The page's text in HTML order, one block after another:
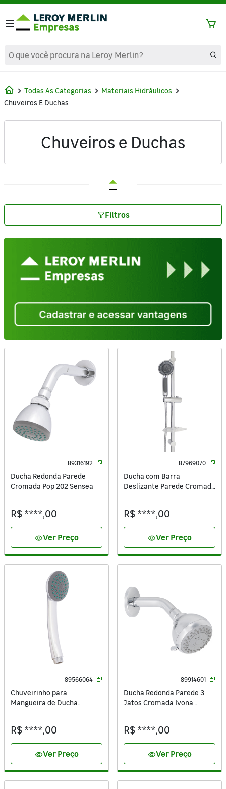
text.skipToContent
text.skipToNavigation
Todas As Categorias
Materiais Hidráulicos
Chuveiros E Duchas
Chuveiros e Duchas
Filtros
89316192
Ducha Redonda Parede
Cromada Pop 202 Sensea
R$ ****,00
visibilityVer Preço
87969070
Ducha com Barra
Deslizante Parede Cromada
R$ ****,00
visibilityVer Preço
89566064
Chuveirinho para
Mangueira de Ducha
R$ ****,00
visibilityVer Preço
89914601
Ducha Redonda Parede 3
Jatos Cromada Ivona
R$ ****,00
visibilityVer Preço